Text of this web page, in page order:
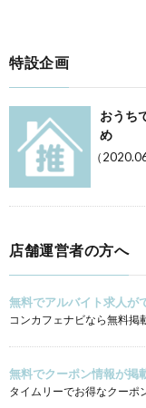
特設企画
おうち
め
（
店舗運営者の方へ
無料でアルバイト求人が
コンカフェナビなら無料掲
無料でクーポン情報が掲
タイムリーでお得なクーポ